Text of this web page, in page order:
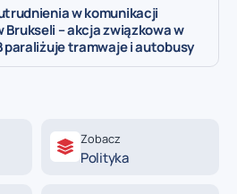
w komunikacji
Brukseli – akcja związkowa w
paraliżuje tramwaje i autobusy
Zobacz
Polityka